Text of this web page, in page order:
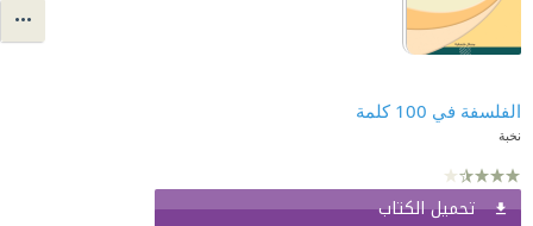
الفلسفة في 100 كلمة
نخبة
تحميل الكتاب